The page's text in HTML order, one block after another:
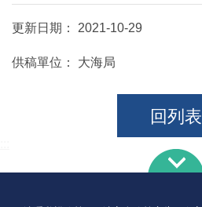
更新日期： 2021-10-29
供稿單位： 大海局
回列表